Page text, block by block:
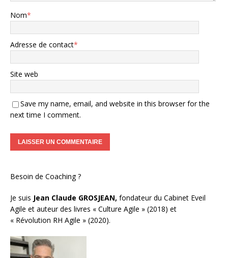
Nom*
Adresse de contact*
Site web
Save my name, email, and website in this browser for the
next time I comment.
Besoin de Coaching ?
Je suis Jean Claude GROSJEAN, fondateur du Cabinet Eveil
Agile et auteur des livres « Culture Agile » (2018) et
« Révolution RH Agile » (2020).